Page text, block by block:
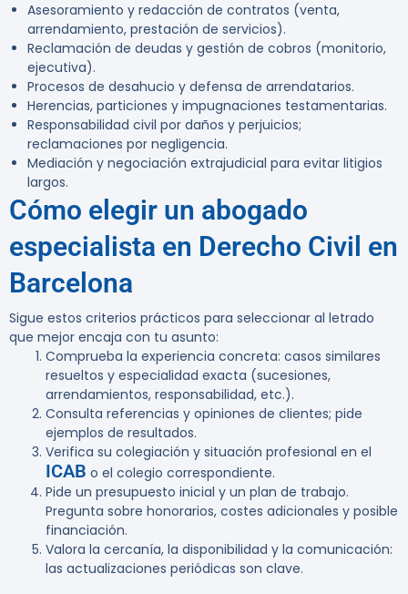
Asesoramiento y redacción de contratos (venta,
arrendamiento, prestación de servicios).
Reclamación de deudas y gestión de cobros (monitorio,
ejecutiva).
Procesos de desahucio y defensa de arrendatarios.
Herencias, particiones y impugnaciones testamentarias.
Responsabilidad civil por daños y perjuicios;
reclamaciones por negligencia.
Mediación y negociación extrajudicial para evitar litigios
largos.
Cómo elegir un abogado
especialista en Derecho Civil en
Barcelona
Sigue estos criterios prácticos para seleccionar al letrado
que mejor encaja con tu asunto:
Comprueba la experiencia concreta: casos similares
resueltos y especialidad exacta (sucesiones,
arrendamientos, responsabilidad, etc.).
Consulta referencias y opiniones de clientes; pide
ejemplos de resultados.
Verifica su colegiación y situación profesional en el
ICAB o el colegio correspondiente.
Pide un presupuesto inicial y un plan de trabajo.
Pregunta sobre honorarios, costes adicionales y posible
financiación.
Valora la cercanía, la disponibilidad y la comunicación:
las actualizaciones periódicas son clave.